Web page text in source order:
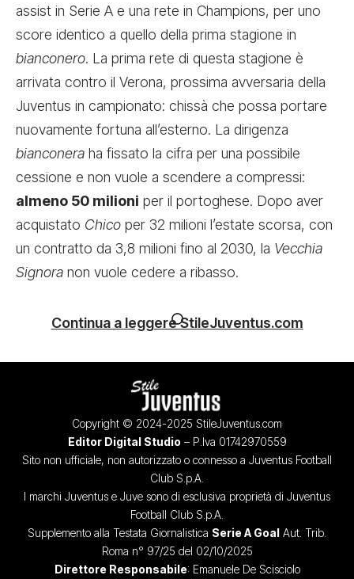
assist in Serie A e una rete in Champions, per uno
score identico a quello della prima stagione in
bianconero. La prima rete di questa stagione è
arrivata contro il Verona, prossima avversaria della
Juventus in campionato: chissà che possa portare
nuovamente fortuna all’esterno. La dirigenza
bianconera ha fissato la cifra per una possibile
cessione e non vuole a scendere a compressi:
almeno 50 milioni per il portoghese. Dopo aver
acquistato Chico per 32 milioni l’estate scorsa, con
un contratto da 3,8 milioni fino al 2030, la Vecchia
Signora non vuole cedere a ribasso.
Continua a leggere StileJuventus.com
Copyright © 2024-2025 StileJuventus.com
Editor Digital Studio – P.Iva 01742970559
Sito non ufficiale, non autorizzato o connesso a Juventus Football
Club S.p.A.
I marchi Juventus e Juve sono di esclusiva proprietà di Juventus
Football Club S.p.A.
Supplemento alla Testata Giornalistica Serie A Goal Aut. Trib.
Roma n° 97/25 del 02/10/2025
Direttore Responsabile: Emanuele De Scisciolo